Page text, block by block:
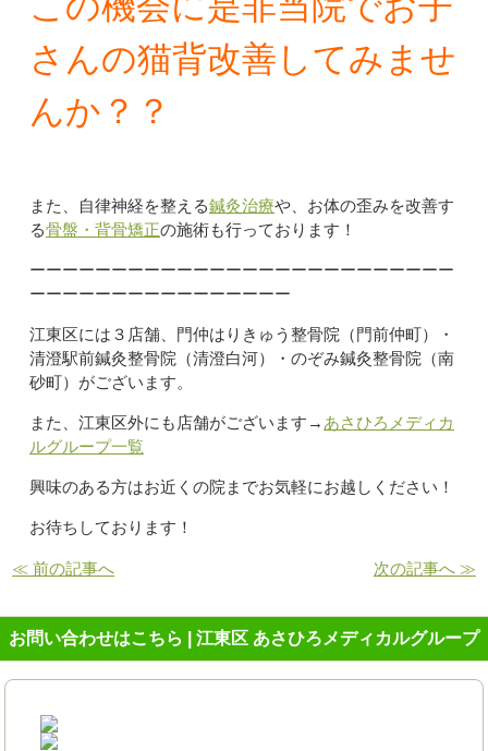
さんの猫背改善してみませ
んか？？
また、自律神経を整える鍼灸治療や、お体の歪みを改善す
る骨盤・背骨矯正の施術も行っております！
ーーーーーーーーーーーーーーーーーーーーーーーーーー
ーーーーーーーーーーーーーーーー
江東区には３店舗、門仲はりきゅう整骨院（門前仲町）・
清澄駅前鍼灸整骨院（清澄白河）・のぞみ鍼灸整骨院（南
砂町）がございます。
また、江東区外にも店舗がございます→ あさひろメディカ
ルグループ一覧
興味のある方はお近くの院までお気軽にお越しください！
お待ちしております！
≪ 前の記事へ 次の記事へ ≫
お問い合わせはこちら | 江東区 あさひろメディカルグループ